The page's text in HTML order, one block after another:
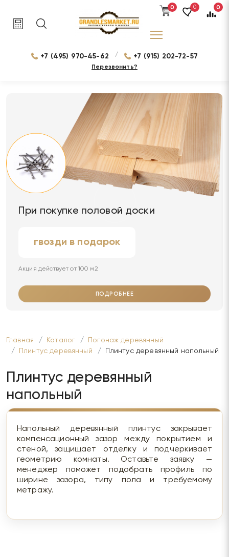
0 0 0
+7 (495) 970-45-62 / +7 (915) 202-72-57
Перезвонить?
При покупке половой доски
гвозди в подарок
Акция действует от 100 м2
ПОДРОБНЕЕ
Главная Каталог
Погонаж деревянный
Плинтус деревянный
Плинтус деревянный напольный
Плинтус деревянный
напольный
Напольный деревянный плинтус закрывает
компенсационный зазор между покрытием и
стеной, защищает отделку и подчеркивает
геометрию комнаты. Оставьте заявку —
менеджер поможет подобрать профиль по
ширине зазора, типу пола и требуемому
метражу.